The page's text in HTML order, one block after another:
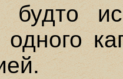
будто